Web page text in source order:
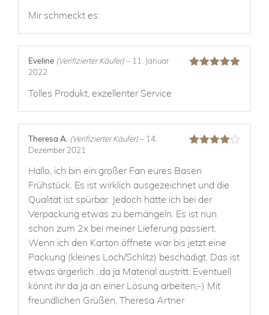
Mir schmeckt es.
Eveline (Verifizierter Käufer) – 11. Januar
2022
Tolles Produkt, exzellenter Service
5
Theresa A. (Verifizierter Käufer) – 14.
Dezember 2021
Hallo, ich bin ein großer Fan eures Basen
Frühstück. Es ist wirklich ausgezeichnet und die
Qualität ist spürbar. Jedoch hätte ich bei der
Verpackung etwas zu bemängeln. Es ist nun
schon zum 2x bei meiner Lieferung passiert.
Wenn ich den Karton öffnete war bis jetzt eine
Packung (kleines Loch/Schlitz) beschädigt. Das ist
etwas ärgerlich…da ja Material austritt. Eventuell
könnt ihr da ja an einer Lösung arbeiten;-) Mit
freundlichen Grüßen, Theresa Artner